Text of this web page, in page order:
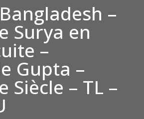
–
Surya en
–
Gupta –
Siècle – TL –